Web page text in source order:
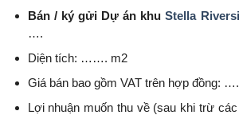
Bán / ký gửi Dự án khuStella
….
Diện tích: ……. m2
Giá bán bao gồm VAT trên hợp đồng:
Lợi nhuận muốn thu về (sau khi trừ